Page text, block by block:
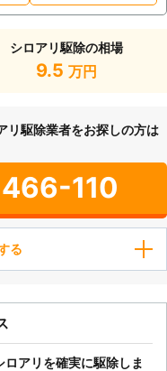
シロアリ駆除の相場
9.5 万円
リ駆除業者をお探しの方は
110
る
アリを確実に駆除しま